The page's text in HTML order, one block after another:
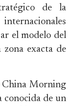
de la
el modelo del
exacta de
China Morning
conocida de un